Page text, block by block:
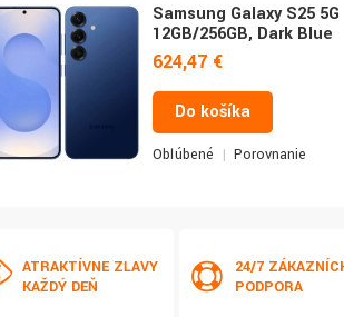
Samsung Galaxy S25 5G
12GB/256GB, Dark Blue
624,47 €
Do košíka
Obľúbené Porovnanie
ATRAKTÍVNE ZĽAVY
KAŽDÝ DEŇ
24/7
PODPORA